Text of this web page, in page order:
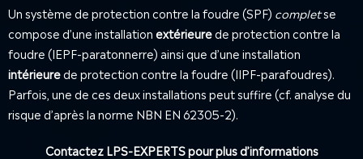
Un système de protection contre la foudre (SPF) completse
compose d’une installationextérieurede protection contre la
foudre (IEPF-paratonnerre) ainsi que d’une installation
intérieurede protection contre la foudre (IIPF-parafoudres).
Parfois, une de ces deux installations peut suffire (cf. analyse du
risque d’après la norme NBN EN 62305-2).
Contactez LPS-EXPERTS pour plus d’informations